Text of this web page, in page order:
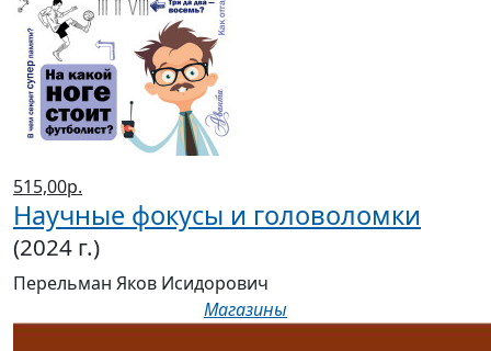
515,00р.
Научные фокусы и головоломки
(2024 г.)
Перельман Яков Исидорович
Магазины